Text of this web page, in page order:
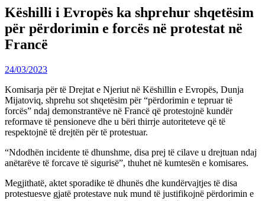
Këshilli i Evropës ka shprehur shqetësim
për përdorimin e forcës në protestat në
Francë
24/03/2023
Komisarja për të Drejtat e Njeriut në Këshillin e Evropës, Dunja
Mijatoviq, shprehu sot shqetësim për “përdorimin e tepruar të
forcës” ndaj demonstrantëve në Francë që protestojnë kundër
reformave të pensioneve dhe u bëri thirrje autoriteteve që të
respektojnë të drejtën për të protestuar.
“Ndodhën incidente të dhunshme, disa prej të cilave u drejtuan ndaj
anëtarëve të forcave të sigurisë”, thuhet në kumtesën e komisares.
Megjithatë, aktet sporadike të dhunës dhe kundërvajtjes të disa
protestuesve gjatë protestave nuk mund të justifikojnë përdorimin e